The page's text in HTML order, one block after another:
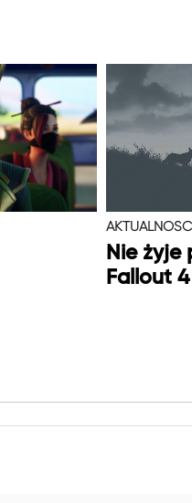
Nie żyje
Fallout 4